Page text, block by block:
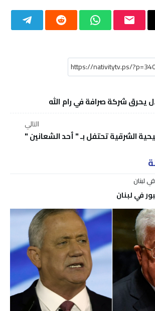
يحرق شركة صرافة في رام الله
التالي
الشرقية تحتفل بـ " أحد الشعانين "
في لبنان